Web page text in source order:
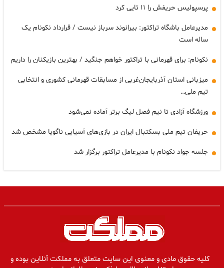
پرسپولیس حریفش را ۱۱ تایی کرد
مدیرعامل باشگاه تراکتور: بیرانوند سرباز نیست / قرارداد نکونام یک
ساله است
نکونام: برای قهرمانی با تراکتور خواهم جنگید / بهترین بازیکنان را داریم
میزبانی استان آذربایجان‌غربی از مسابقات قهرمانی کشوری و انتخابی
تیم ملی…
ورزشگاه آزادی تا نیم فصل لیگ برتر آماده نمی‌شود
حریفان تیم ملی بسکتبال ایران در بازی‌های آسیایی ناگویا مشخص شد
جلسه جواد نکونام با مدیرعامل تراکتور برگزار شد
کلیه حقوق مادی و معنوی این سایت متعلق به مملکت آنلاین بوده و